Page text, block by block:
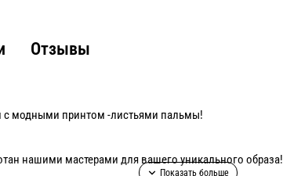
Отзывы
с модными принтом -листьями пальмы!
нашими мастерами для вашего уникального образа!